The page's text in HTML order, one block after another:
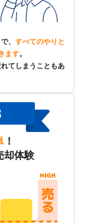
、 すべてのやりと
ます。
てしまうこともあ
！
却体験